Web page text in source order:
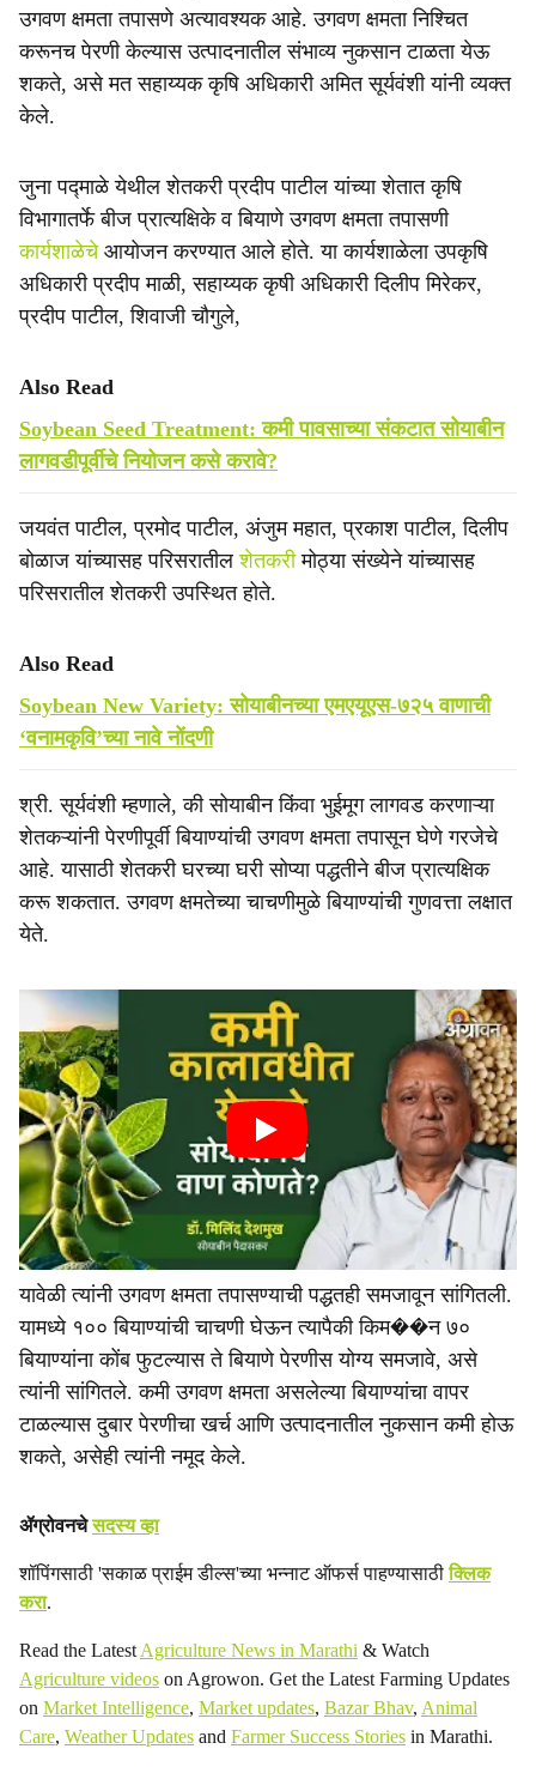
r
e
उगवण क्षमता तपासणे अत्यावश्यक आहे. उगवण क्षमता निश्चित
करूनच पेरणी केल्यास उत्पादनातील संभाव्य नुकसान टाळता येऊ
शकते, असे मत सहाय्यक कृषि अधिकारी अमित सूर्यवंशी यांनी व्यक्त
केले.
जुना पद्माळे येथील शेतकरी प्रदीप पाटील यांच्या शेतात कृषि
विभागातर्फे बीज प्रात्यक्षिके व बियाणे उगवण क्षमता तपासणी
कार्यशाळेचे आयोजन करण्यात आले होते. या कार्यशाळेला उपकृषि
अधिकारी प्रदीप माळी, सहाय्यक कृषी अधिकारी दिलीप मिरेकर,
प्रदीप पाटील, शिवाजी चौगुले,
Also Read
Soybean Seed Treatment: कमी पावसाच्या संकटात सोयाबीन
लागवडीपूर्वीचे नियोजन कसे करावे?
जयवंत पाटील, प्रमोद पाटील, अंजुम महात, प्रकाश पाटील, दिलीप
बोळाज यांच्यासह परिसरातीलशेतकरीमोठ्या संख्येने यांच्यासह
परिसरातील शेतकरी उपस्थित होते.
Also Read
Soybean New Variety: सोयाबीनच्या एमएयूएस-७२५ वाणाची
‘वनामकृवि’च्या नावे नोंदणी
श्री. सूर्यवंशी म्हणाले, की सोयाबीन किंवा भुईमूग लागवड करणाऱ्या
शेतकऱ्यांनी पेरणीपूर्वी बियाण्यांची उगवण क्षमता तपासून घेणे गरजेचे
आहे. यासाठी शेतकरी घरच्या घरी सोप्या पद्धतीने बीज प्रात्यक्षिक
करू शकतात. उगवण क्षमतेच्या चाचणीमुळे बियाण्यांची गुणवत्ता लक्षात
येते.
यावेळी त्यांनी उगवण क्षमता तपासण्याची पद्धतही समजावून सांगितली.
यामध्ये १०० बियाण्यांची चाचणी घेऊन त्यापैकी किम��न ७०
बियाण्यांना कोंब फुटल्यास ते बियाणे पेरणीस योग्य समजावे, असे
त्यांनी सांगितले. कमी उगवण क्षमता असलेल्या बियाण्यांचा वापर
टाळल्यास दुबार पेरणीचा खर्च आणि उत्पादनातील नुकसान कमी होऊ
शकते, असेही त्यांनी नमूद केले.
ॲग्रोवनचेसदस्य व्हा
शॉपिंगसाठी 'सकाळ प्राईम डील्स'च्या भन्नाट ऑफर्स पाहण्यासाठीक्लिक
करा.
Read the Latest Agriculture News in Marathi & Watch
Agriculture videos on Agrowon. Get the Latest Farming Updates
on Market Intelligence, Market updates, Bazar Bhav, Animal
Care, Weather Updates and Farmer Success Stories in Marathi.